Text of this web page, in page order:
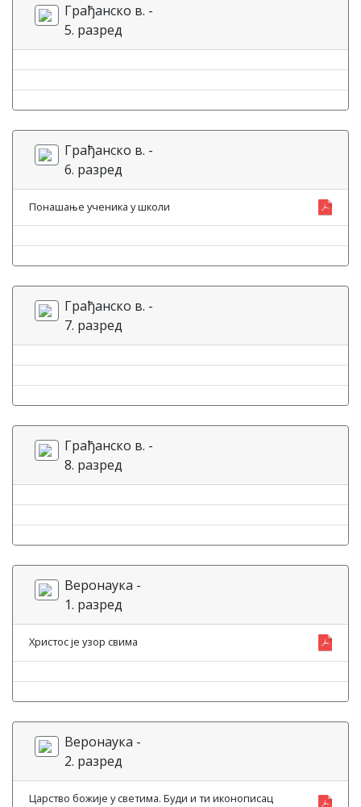
Грађанско в. -
5. разред
Грађанско в. -
6. разред
Понашање ученика у школи
Грађанско в. -
7. разред
Грађанско в. -
8. разред
Веронаука -
1. разред
Христос је узор свима
Веронаука -
2. разред
Царство божије у светима. Буди и ти иконописац